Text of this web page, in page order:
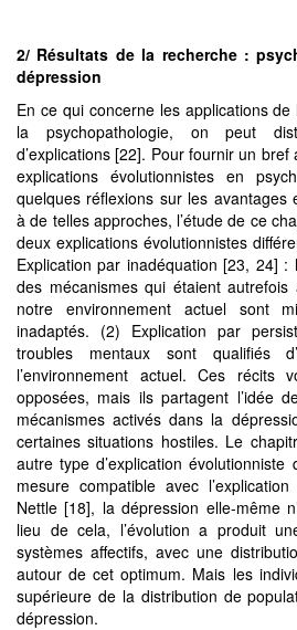
2/ Résultats de la recherche :
dépression
En ce qui concerne les applications
la psychopathologie, on peut
d’explications [22]. Pour fournir un
explications évolutionnistes en
quelques réflexions sur les avantages
à de telles approches, l’étude de ce
deux explications évolutionnistes
Explication par inadéquation [23, 24]
des mécanismes qui étaient
notre environnement actuel sont
inadaptés. (2) Explication par
troubles mentaux sont qualifiés
l’environnement actuel. Ces récits
opposées, mais ils partagent l’idée
mécanismes activés dans la
certaines situations hostiles. Le
autre type d’explication
mesure compatible avec
Nettle [18], la dépression elle-même
lieu de cela, l’évolution a produit
systèmes affectifs, avec une
autour de cet optimum. Mais les
supérieure de la distribution de
dépression.